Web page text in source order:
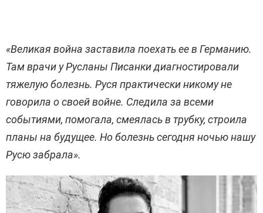
«Великая война заставила поехать ее в Германию.
Там врачи у Русланы Писанки диагностировали
тяжелую болезнь. Руся практически никому не
говорила о своей войне. Следила за всеми
событиями, помогала, смеялась в трубку, строила
планы на будущее. Но болезнь сегодня ночью нашу
Русю забрала».